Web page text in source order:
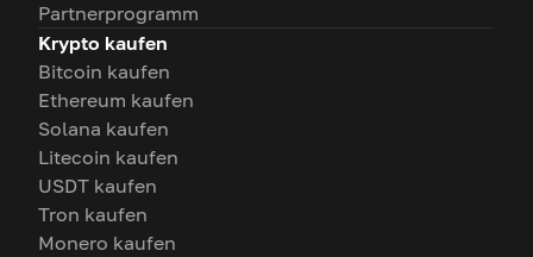
Partnerprogramm
Krypto kaufen
Bitcoin kaufen
Ethereum kaufen
Solana kaufen
Litecoin kaufen
USDT kaufen
Tron kaufen
Monero kaufen